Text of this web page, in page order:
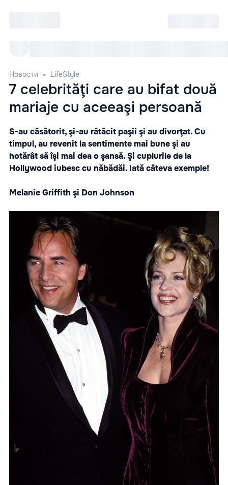
Новости LifeStyle
7 celebrităţi care au bifat două
mariaje cu aceeaşi persoană
S-au căsătorit, şi-au rătăcit paşii şi au divorţat. Cu
timpul, au revenit la sentimente mai bune şi au
hotărât să îşi mai dea o şansă. Şi cuplurile de la
Hollywood iubesc cu năbădăi. Iată câteva exemple!
Melanie Griffith şi Don Johnson